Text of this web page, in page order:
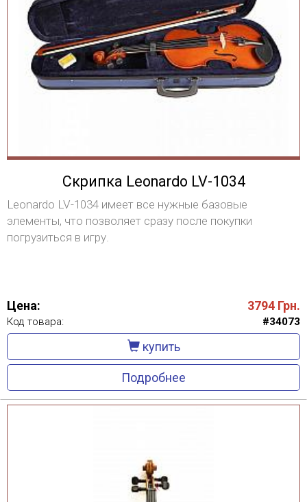
Скрипка Leonardo LV-1034
Leonardo LV-1034 имеет все нужные базовые
элементы, что позволяет сразу после покупки
погрузиться в игру.
Цена: 3794 Грн.
Код товара: #34073
купить
Подробнее